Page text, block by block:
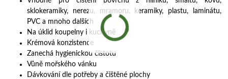
sklokeramiky, nerezu, mramoru, keramiky, plastu, laminátu,
PVC a mnoho dalších
Na úklid koupelny i kuchyně
Krémová konzistence
Zanechá hygienickou čistotu
Vůně mořského vánku
Dávkování dle potřeby a čištěné plochy